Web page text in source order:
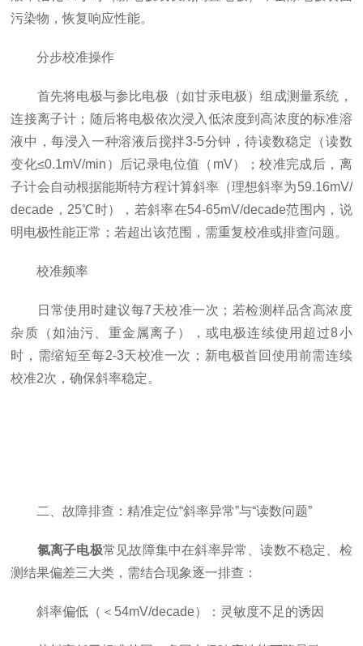
污染物，恢复响应性能。
分步校准操作
首先将电极与参比电极（如甘汞电极）组成测量系统，
连接离子计；随后将电极依次浸入低浓度到高浓度的标准溶
液中，每浸入一种溶液后搅拌3-5分钟，待读数稳定（读数
变化≤0.1mV/min）后记录电位值（mV）；校准完成后，离
子计会自动根据能斯特方程计算斜率（理想斜率为59.16mV/
decade，25℃时），若斜率在54-65mV/decade范围内，说
明电极性能正常；若超出该范围，需重复校准或排查问题。
校准频率
日常使用时建议每7天校准一次；若检测样品含高浓度
杂质（如油污、重金属离子），或电极连续使用超过8小
时，需缩短至每2-3天校准一次；新电极首回使用前需连续
校准2次，确保斜率稳定。
二、故障排查：精准定位“斜率异常”与“读数问题”
氯离子电极常见故障集中在斜率异常、读数不稳定、检
测结果偏差三大类，需结合现象逐一排查：
斜率偏低（＜54mV/decade）：灵敏度不足的诱因